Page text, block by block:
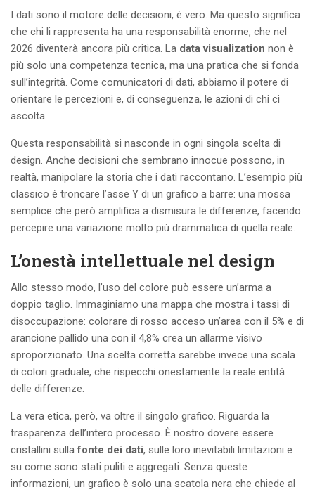
I dati sono il motore delle decisioni, è vero. Ma questo significa
che chi li rappresenta ha una responsabilità enorme, che nel
2026 diventerà ancora più critica. La data visualization non è
più solo una competenza tecnica, ma una pratica che si fonda
sull’integrità. Come comunicatori di dati, abbiamo il potere di
orientare le percezioni e, di conseguenza, le azioni di chi ci
ascolta.
Questa responsabilità si nasconde in ogni singola scelta di
design. Anche decisioni che sembrano innocue possono, in
realtà, manipolare la storia che i dati raccontano. L’esempio più
classico è troncare l’asse Y di un grafico a barre: una mossa
semplice che però amplifica a dismisura le differenze, facendo
percepire una variazione molto più drammatica di quella reale.
L’onestà intellettuale nel design
Allo stesso modo, l’uso del colore può essere un’arma a
doppio taglio. Immaginiamo una mappa che mostra i tassi di
disoccupazione: colorare di rosso acceso un’area con il 5% e di
arancione pallido una con il 4,8% crea un allarme visivo
sproporzionato. Una scelta corretta sarebbe invece una scala
di colori graduale, che rispecchi onestamente la reale entità
delle differenze.
La vera etica, però, va oltre il singolo grafico. Riguarda la
trasparenza dell’intero processo. È nostro dovere essere
cristallini sullafonte dei dati, sulle loro inevitabili limitazioni e
su come sono stati puliti e aggregati. Senza queste
informazioni, un grafico è solo una scatola nera che chiede al